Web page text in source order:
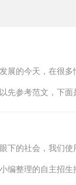
展的今天，在很
先参考范文，下面
下的社会，我们
编整理的自主招生